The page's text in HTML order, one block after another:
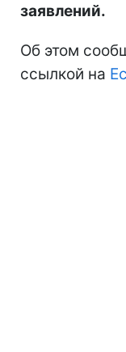
заявлений.
Об этом
ссылкой на